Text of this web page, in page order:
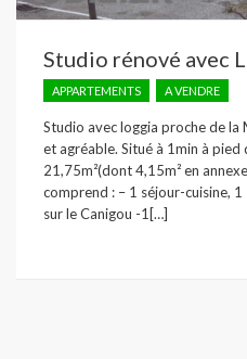
Studio rénové avec
APPARTEMENTS A VENDRE
Studio avec loggia proche de la
et agréable. Situé à 1min à pied
21,75m²(dont 4,15m² en
comprend : – 1 séjour-cuisine, 1
sur le Canigou -1[…]